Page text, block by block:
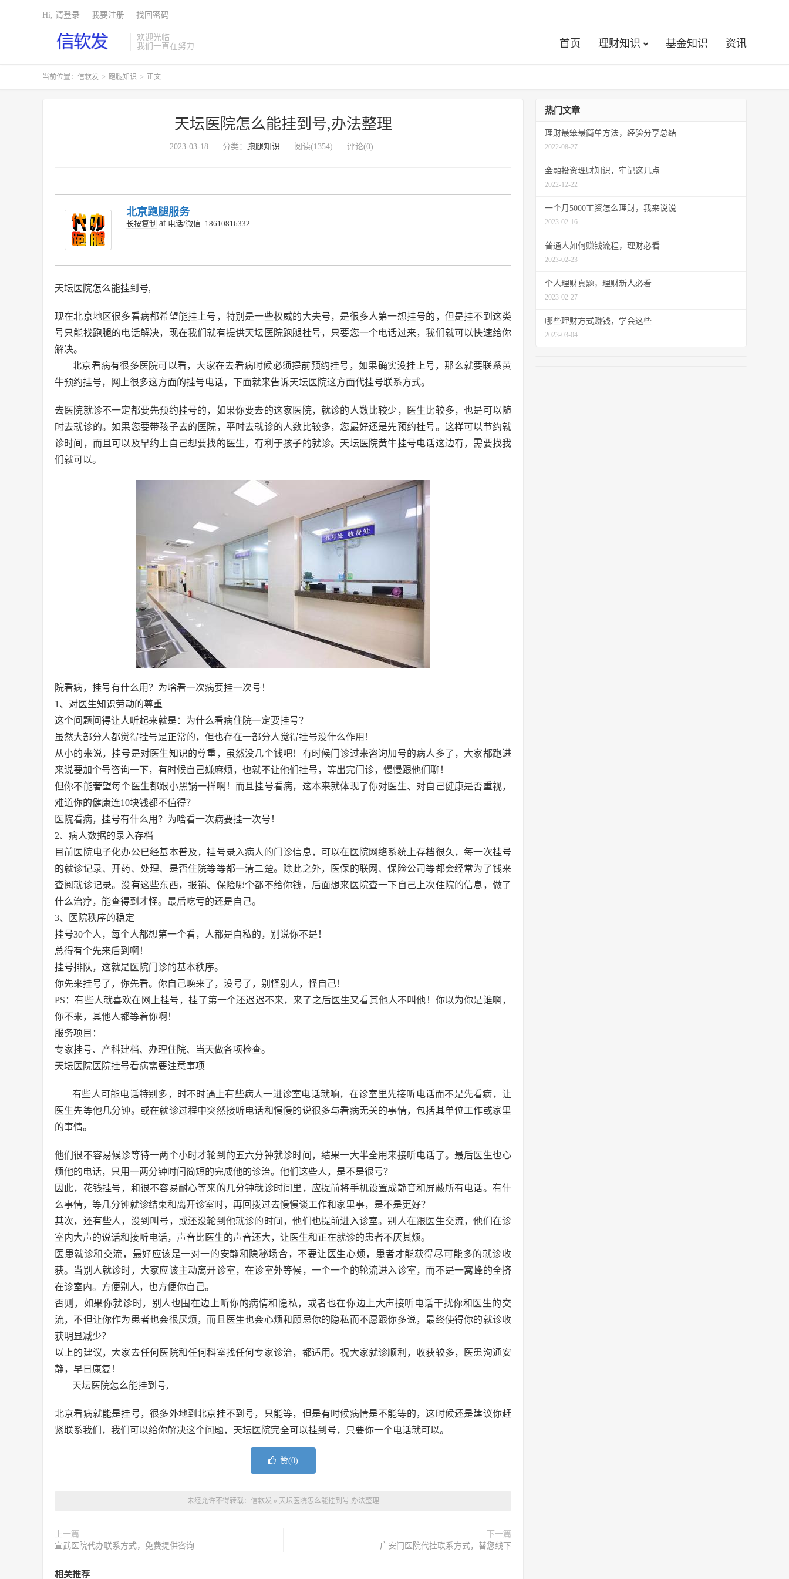
欢迎光临
我们一直在努力
首页 理财知识 基金知识 资讯
Hi, 请登录 我要注册 找回密码
当前位置： 信软发 > 跑腿知识 > 正文
天坛医院怎么能挂到号,办法整理
2023-03-18 分类： 跑腿知识 阅读(1354) 评论(0)
北京跑腿服务
长按复制 at 电话/微信: 18610816332
天坛医院怎么能挂到号,
现在北京地区很多看病都希望能挂上号，特别是一些权威的大夫号，是很多人第一想挂号的，但是挂不到这类
号只能找跑腿的电话解决，现在我们就有提供天坛医院跑腿挂号，只要您一个电话过来，我们就可以快速给你
解决。
北京看病有很多医院可以看，大家在去看病时候必须提前预约挂号，如果确实没挂上号，那么就要联系黄
牛预约挂号，网上很多这方面的挂号电话，下面就来告诉天坛医院这方面代挂号联系方式。
去医院就诊不一定都要先预约挂号的，如果你要去的这家医院，就诊的人数比较少，医生比较多，也是可以随
时去就诊的。如果您要带孩子去的医院，平时去就诊的人数比较多，您最好还是先预约挂号。这样可以节约就
诊时间，而且可以及早约上自己想要找的医生，有利于孩子的就诊。天坛医院黄牛挂号电话这边有，需要找我
们就可以。
院看病，挂号有什么用？为啥看一次病要挂一次号！
1、对医生知识劳动的尊重
这个问题问得让人听起来就是：为什么看病住院一定要挂号？
虽然大部分人都觉得挂号是正常的，但也存在一部分人觉得挂号没什么作用！
从小的来说，挂号是对医生知识的尊重，虽然没几个钱吧！有时候门诊过来咨询加号的病人多了，大家都跑进
来说要加个号咨询一下，有时候自己嫌麻烦，也就不让他们挂号，等出完门诊，慢慢跟他们聊！
但你不能奢望每个医生都跟小黑锅一样啊！而且挂号看病，这本来就体现了你对医生、对自己健康是否重视，
难道你的健康连10块钱都不值得？
医院看病，挂号有什么用？为啥看一次病要挂一次号！
2、病人数据的录入存档
目前医院电子化办公已经基本普及，挂号录入病人的门诊信息，可以在医院网络系统上存档很久，每一次挂号
的就诊记录、开药、处理、是否住院等等都一清二楚。除此之外，医保的联网、保险公司等都会经常为了钱来
查阅就诊记录。没有这些东西，报销、保险哪个都不给你钱，后面想来医院查一下自己上次住院的信息，做了
什么治疗，能查得到才怪。最后吃亏的还是自己。
3、医院秩序的稳定
挂号30个人，每个人都想第一个看，人都是自私的，别说你不是！
总得有个先来后到啊！
挂号排队，这就是医院门诊的基本秩序。
你先来挂号了，你先看。你自己晚来了，没号了，别怪别人，怪自己！
PS：有些人就喜欢在网上挂号，挂了第一个还迟迟不来，来了之后医生又看其他人不叫他！你以为你是谁啊，
你不来，其他人都等着你啊！
服务项目：
专家挂号、产科建档、办理住院、当天做各项检查。
天坛医院医院挂号看病需要注意事项
有些人可能电话特别多，时不时遇上有些病人一进诊室电话就响，在诊室里先接听电话而不是先看病，让
医生先等他几分钟。或在就诊过程中突然接听电话和慢慢的说很多与看病无关的事情，包括其单位工作或家里
的事情。
他们很不容易候诊等待一两个小时才轮到的五六分钟就诊时间，结果一大半全用来接听电话了。最后医生也心
烦他的电话，只用一两分钟时间简短的完成他的诊治。他们这些人，是不是很亏？
因此，花钱挂号，和很不容易耐心等来的几分钟就诊时间里，应提前将手机设置成静音和屏蔽所有电话。有什
么事情，等几分钟就诊结束和离开诊室时，再回拨过去慢慢谈工作和家里事，是不是更好？
其次，还有些人，没到叫号，或还没轮到他就诊的时间，他们也提前进入诊室。别人在跟医生交流，他们在诊
室内大声的说话和接听电话，声音比医生的声音还大，让医生和正在就诊的患者不厌其烦。
医患就诊和交流，最好应该是一对一的安静和隐秘场合，不要让医生心烦，患者才能获得尽可能多的就诊收
获。当别人就诊时，大家应该主动离开诊室，在诊室外等候，一个一个的轮流进入诊室，而不是一窝蜂的全挤
在诊室内。方便别人，也方便你自己。
否则，如果你就诊时，别人也围在边上听你的病情和隐私，或者也在你边上大声接听电话干扰你和医生的交
流，不但让你作为患者也会很厌烦，而且医生也会心烦和顾忌你的隐私而不愿跟你多说，最终使得你的就诊收
获明显减少？
以上的建议，大家去任何医院和任何科室找任何专家诊治，都适用。祝大家就诊顺利，收获较多，医患沟通安
静，早日康复！
天坛医院怎么能挂到号,
北京看病就能是挂号，很多外地到北京挂不到号，只能等，但是有时候病情是不能等的，这时候还是建议你赶
紧联系我们，我们可以给你解决这个问题，天坛医院完全可以挂到号，只要你一个电话就可以。
赞(0)
未经允许不得转载： 信软发 » 天坛医院怎么能挂到号,办法整理
上一篇
宣武医院代办联系方式，免费提供咨询
下一篇
广安门医院代挂联系方式，替您线下
相关推荐
热门文章
理财最笨最简单方法，经验分享总结
2022-08-27
金融投资理财知识，牢记这几点
2022-12-22
一个月5000工资怎么理财，我来说说
2023-02-16
普通人如何赚钱流程，理财必看
2023-02-23
个人理财真题，理财新人必看
2023-02-27
哪些理财方式赚钱，学会这些
2023-03-04